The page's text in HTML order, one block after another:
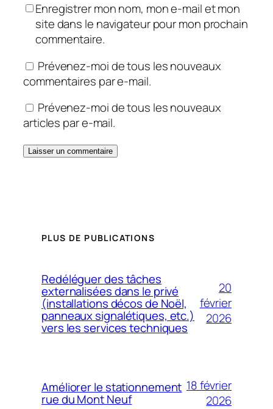
Enregistrer mon nom, mon e-mail et mon
site dans le navigateur pour mon prochain
commentaire.
Prévenez-moi de tous les nouveaux
commentaires par e-mail.
Prévenez-moi de tous les nouveaux
articles par e-mail.
PLUS DE PUBLICATIONS
Redéléguer des tâches
externalisées dans le privé
(installations décos de Noël,
panneaux signalétiques, etc.)
vers les services techniques
20
février
2026
Améliorer le stationnement
rue du Mont Neuf
18 février
2026